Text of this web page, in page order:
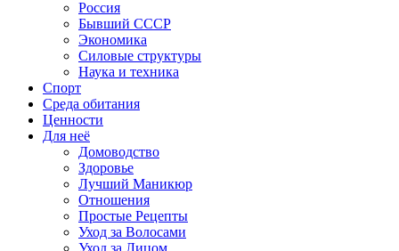
Россия
Бывший СССР
Экономика
Силовые структуры
Наука и техника
Спорт
Среда обитания
Ценности
Для неё
Домоводство
Здоровье
Лучший Маникюр
Отношения
Простые Рецепты
Уход за Волосами
Уход за Лицом